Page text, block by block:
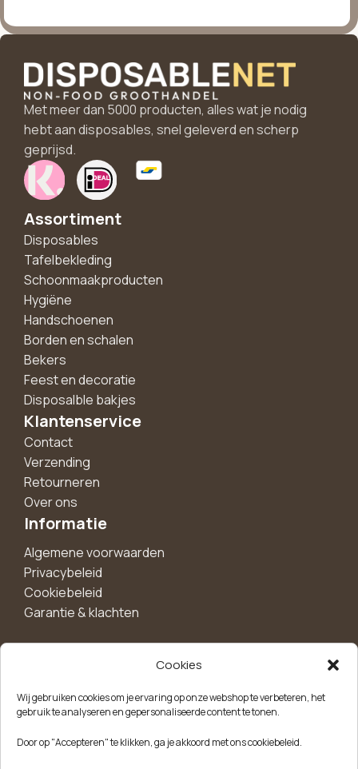
Cookies
Wij gebruiken cookies om je ervaring op onze webshop te verbeteren, het
gebruik te analyseren en gepersonaliseerde content te tonen.
Door op "Accepteren" te klikken, ga je akkoord met ons cookiebeleid.
Met meer dan 5000 producten, alles wat je nodig
hebt aan disposables, snel geleverd en scherp
geprijsd.
Assortiment
Disposables
Tafelbekleding
Schoonmaakproducten
Hygiëne
Handschoenen
Borden en schalen
Bekers
Feest en decoratie
Disposalble bakjes
Klantenservice
Contact
Verzending
Retourneren
Over ons
Informatie
Algemene voorwaarden
Privacybeleid
Cookiebeleid
Garantie & klachten
korting!
aanbiedingen, nieuwe producten en handige tips.